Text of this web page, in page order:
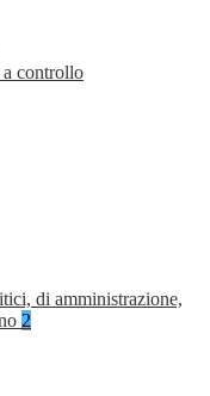
controllo
di amministrazione,
2